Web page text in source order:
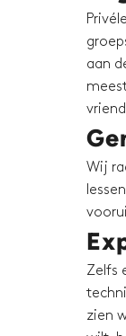
aan
Wij
Zelfs
zien